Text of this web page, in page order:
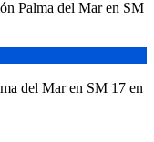
del Mar en SM 17 en